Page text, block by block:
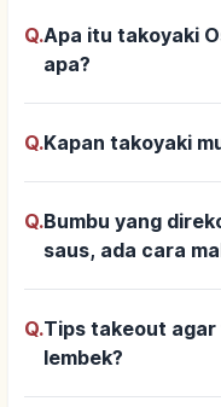
Q.Apa itu takoyaki
apa?
Q.Kapan takoyaki
Q.Bumbu yang
saus, ada cara
Q.Tips takeout
lembek?